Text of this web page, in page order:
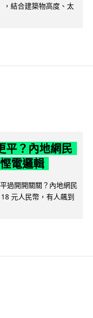
，結合建築物高度、太
平？內地網民
電邏輯
過開開關關？內地網民
元人民幣，有人飆到